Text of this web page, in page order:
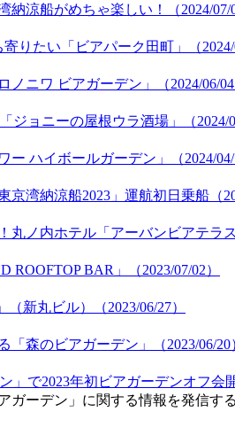
涼船がめちゃ楽しい！（2024/07/
りたい「ビアパーク田町」（2024/
ニワ ビアガーデン」（2024/06/04
ョニーの屋根ウラ酒場」（2024/
ハイボールガーデン」（2024/04/
湾納涼船2023」運航初日乗船（
ノ内ホテル「アーバンビアテラス
BAR」（2023/07/02）
新丸ビル）（2023/06/27）
森のビアガーデン」（2023/06/20
で2023年初ビアガーデンオフ会開
ガーデン」に関する情報を発信す